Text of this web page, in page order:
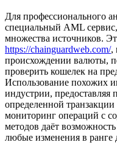
Для профессионального
специальный AML
множества источников.
https://chainguardweb.com/,
происхождении валюты,
проверить кошелек на
Использование похожих
индустрии, предоставляя
определенной
мониторинг операций с
методов даёт
любые изменения в ранге